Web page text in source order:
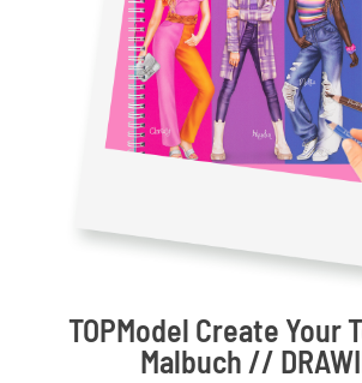
TOPModel Create Your
Malbuch //